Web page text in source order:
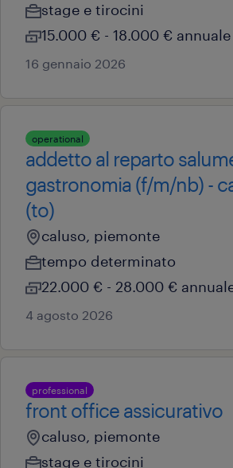
stage e tirocini
15.000 € - 18.000 € annuale
16 gennaio 2026
operational
addetto al reparto
gastronomia (f/m/nb) -
(to)
caluso, piemonte
tempo determinato
22.000 € - 28.000 €
4 agosto 2026
professional
front office assicurativo
caluso, piemonte
stage e tirocini